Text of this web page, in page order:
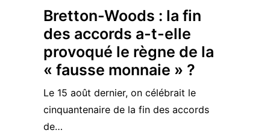
Bretton-Woods : la fin
des accords a-t-elle
provoqué le règne de la
« fausse monnaie » ?
Le 15 août dernier, on célébrait le
cinquantenaire de la fin des accords
de…